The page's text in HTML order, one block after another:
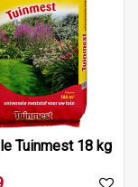
Tuinmest 18 kg